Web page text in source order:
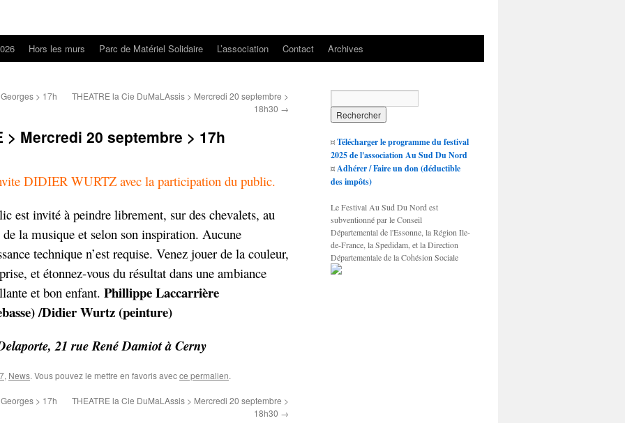
Hors les murs Parc de Matériel Solidaire L’association Contact Archives
> 17h
THEATRE la Cie DuMaLAssis > Mercredi 20 septembre >
18h30 →
> Mercredi 20 septembre > 17h
DIDIER WURTZ avec la participation du public.
est invité à peindre librement, sur des chevalets, au
la musique et selon son inspiration. Aucune
technique n’est requise. Venez jouer de la couleur,
et étonnez-vous du résultat dans une ambiance
et bon enfant. Phillippe Laccarrière
/Didier Wurtz (peinture)
21 rue René Damiot à Cerny
, News. Vous pouvez le mettre en favoris avecce permalien.
> 17h
THEATRE la Cie DuMaLAssis > Mercredi 20 septembre >
18h30 →
¤Télécharger le programme du festival
2025 de l'association Au Sud Du Nord
¤Adhérer / Faire un don (déductible
des impôts)
Le Festival Au Sud Du Nord est
subventionné par le Conseil
Départemental de l'Essonne, la Région Ile-
de-France, la Spedidam, et la Direction
Départementale de la Cohésion Sociale